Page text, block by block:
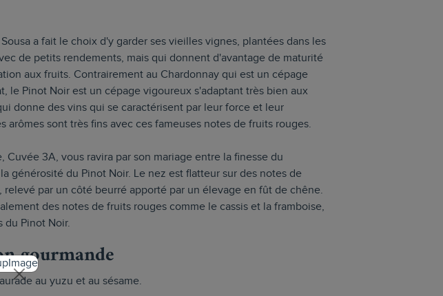
a fait le choix d'y garder ses vieilles vignes, plantées dans les
de petits rendements, mais qui donnent d'avantage de maturité
aux fruits. Contrairement au Chardonnay qui est un cépage
le Pinot Noir est un cépage vigoureux s'adaptant très bien aux
donne des vins qui se caractérisent par leur force et leur
arômes sont très fins avec ces fameuses notes de fruits rouges.
Cuvée 3A, vous ravira par son mariage entre la finesse du
générosité du Pinot Noir. Le nez est flatteur sur des notes de
relevé par un côté beurré apporté par un élevage en fût de chêne.
des notes de fruits rouges comme le cassis et la framboise,
du Pinot Noir.
gourmande
au yuzu et au sésame.